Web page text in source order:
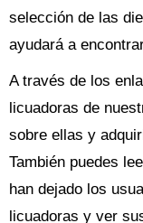
selección de las
ayudará a
A través de los
licuadoras de
sobre ellas y
También puedes
han dejado los
licuadoras y ver